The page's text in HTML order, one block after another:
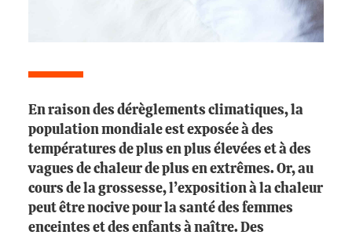
En raison des dérèglements climatiques, la
population mondiale est exposée à des
températures de plus en plus élevées et à des
vagues de chaleur de plus en extrêmes. Or, au
cours de la grossesse, l’exposition à la chaleur
peut être nocive pour la santé des femmes
enceintes et des enfants à naître. Des